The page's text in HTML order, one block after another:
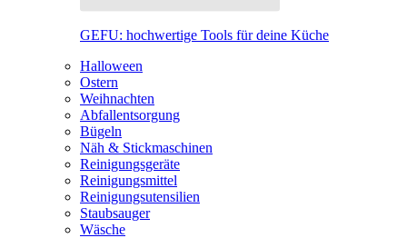
GEFU: hochwertige Tools für deine Küche
Halloween
Ostern
Weihnachten
Abfallentsorgung
Bügeln
Näh & Stickmaschinen
Reinigungsgeräte
Reinigungsmittel
Reinigungsutensilien
Staubsauger
Wäsche